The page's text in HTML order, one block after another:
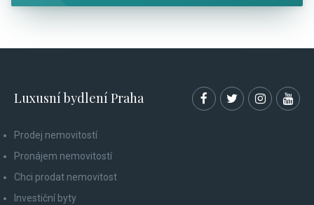
Luxusní bydlení Praha
Prodej nemovitostí
Pronájem nemovitostí
Chci prodat nemovitost
Investiční byty